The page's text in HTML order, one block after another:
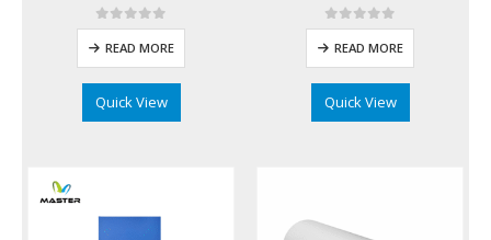
0out of 5
READ MORE
Quick View
0out of 5
READ MORE
Quick View